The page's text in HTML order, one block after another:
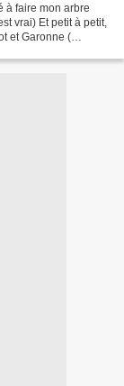
à faire mon arbre
vrai) Et petit à petit,
et Garonne (